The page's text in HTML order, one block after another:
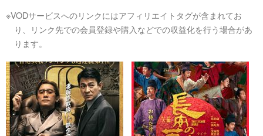
※VODサービスへのリンクにはアフィリエイトタグが含まれてお
り、リンク先での会員登録や購入などでの収益化を行う場合があ
ります。